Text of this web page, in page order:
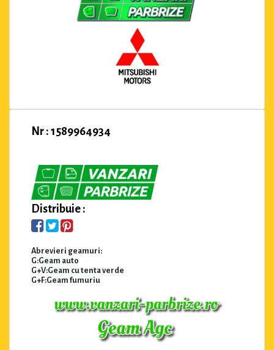
Nr : 1589964934
Distribuie :
Abrevieri geamuri:
G:Geam auto
G+V:Geam cu tenta verde
G+F:Geam fumuriu